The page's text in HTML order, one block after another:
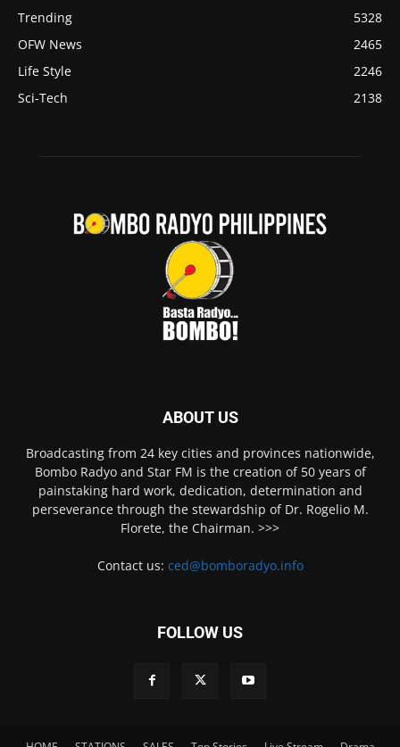
Trending
5328
OFW News
2465
Life Style
2246
Sci-Tech
2138
ABOUT US
Broadcasting from 24 key cities and provinces nationwide,
Bombo Radyo and Star FM is the creation of 50 years of
painstaking hard work, dedication, determination and
perseverance through the stewardship of Dr. Rogelio M.
Florete, the Chairman. >>>
Contact us: ced@bomboradyo.info
FOLLOW US